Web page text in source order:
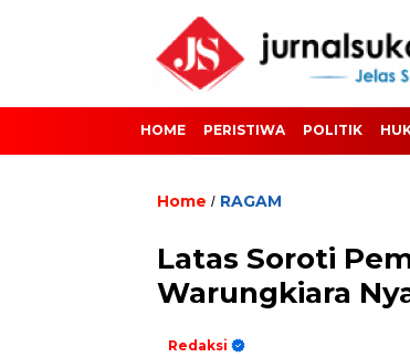
HOME PERISTIWA POLITIK
Home / RAGAM
Latas Soroti
Warungkiara
Redaksi